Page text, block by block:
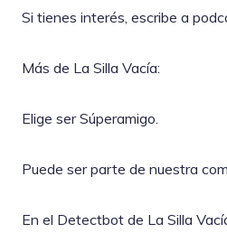
Si tienes interés, escribe a
Más de La Silla Vacía:
Elige ser Súperamigo.
Puede ser parte de nuestra
En el Detectbot de La Silla